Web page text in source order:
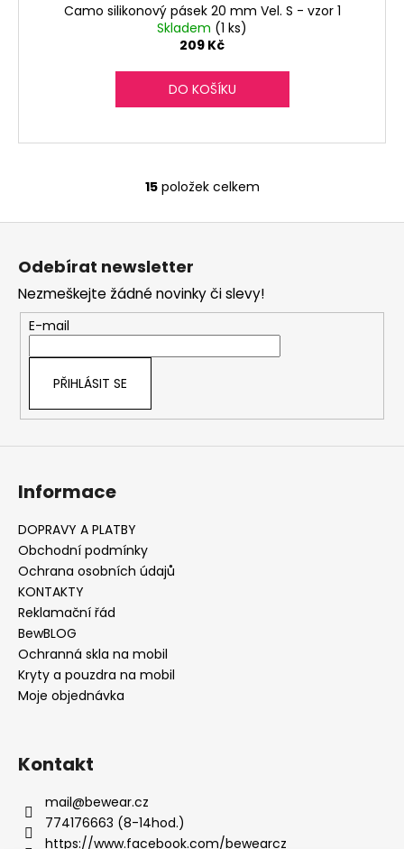
Camo silikonový pásek 20 mm Vel. S - vzor 1
Skladem (1 ks)
209 Kč
DO KOŠÍKU
O
v
a
c
í
p
k
v
15položek celkem
Z
Odebírat newsletter
Nezmeškejte žádné novinky či slevy!
E-mail
PŘIHLÁSIT SE
Informace
DOPRAVY A PLATBY
Obchodní podmínky
Ochrana osobních údajů
KONTAKTY
Reklamační řád
BewBLOG
Ochranná skla na mobil
Kryty a pouzdra na mobil
Moje objednávka
Kontakt
mail@bewear.cz
774176663 (8-14hod.)
https://www.facebook.com/bewearcz